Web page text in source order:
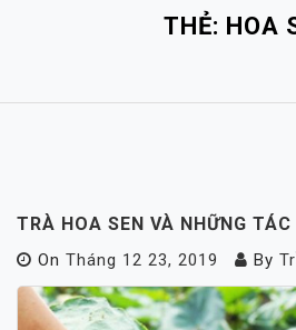
THẺ: HOA
TRÀ HOA SEN VÀ NHỮNG
On Tháng 12 23, 2019 By